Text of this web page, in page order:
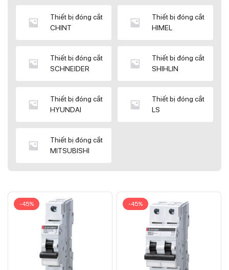
Thiết bị đóng cắt
CHINT
Thiết bị đóng cắt
HIMEL
Thiết bị đóng cắt
SCHNEIDER
Thiết bị đóng cắt
SHIHLIN
Thiết bị đóng cắt
HYUNDAI
Thiết bị đóng cắt
LS
Thiết bị đóng cắt
MITSUBISHI
-45% -45%